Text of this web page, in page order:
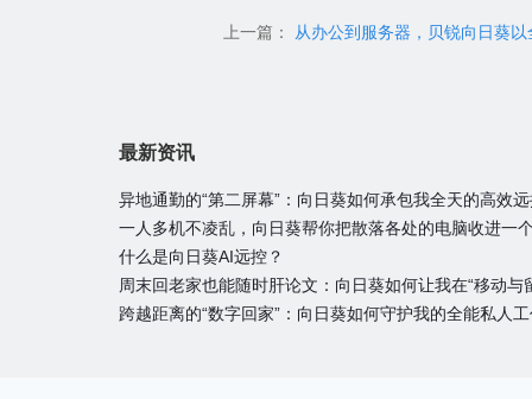
上一篇： 从办公到服务器，贝锐向日葵
最新资讯
异地通勤的“第二屏幕”：向日葵如何承包我全天的高效
一人多机不凌乱，向日葵帮你把散落各处的电脑收进一
什么是向日葵AI远控？
周末回老家也能随时肝论文：向日葵如何让我在“移动与
跨越距离的“数字回家”：向日葵如何守护我的全能私人